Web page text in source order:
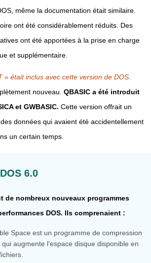
même la documentation était similaire.
ont été considérablement réduits. Des
ont été apportées à la prise en charge
et supplémentaire.
» était inclus avec cette version de DOS.
nouveau. QBASIC a été introduit
et GWBASIC. Cette version offrait un
données qui avaient été accidentellement
un certain temps.
6.0
de nombreux nouveaux programmes
DOS. Ils comprenaient :
Space est un programme de compression
augmente l'espace disque disponible en